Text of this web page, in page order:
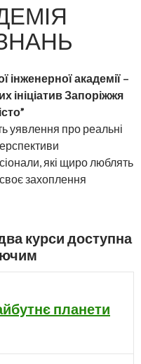
інженерної академії –
ініціатив Запоріжжя
уявлення про реальні
які щиро люблять
захоплення
курси доступна
планети